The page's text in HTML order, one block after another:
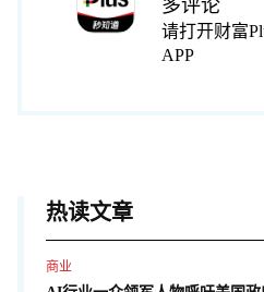
多评论
请打开财富
APP
热读文章
商业